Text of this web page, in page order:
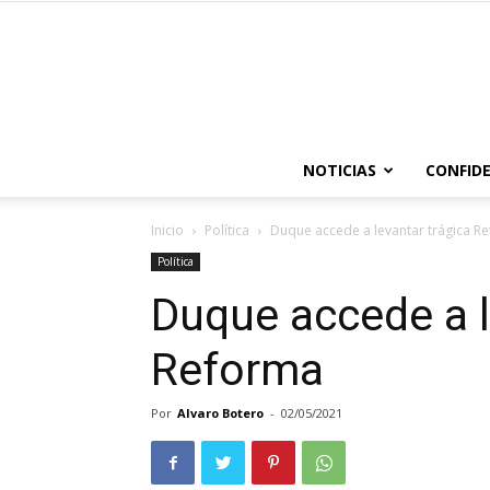
NOTICIAS
Inicio Política Duque accede a levantar trágica
Política
Duque accede
Reforma
Por Alvaro Botero - 02/05/2021